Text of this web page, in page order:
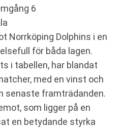
6
Norrköping Dolphins i en
för båda lagen.
i tabellen, har blandat
med en vinst och
senaste framträdanden.
som ligger på en
en betydande styrka